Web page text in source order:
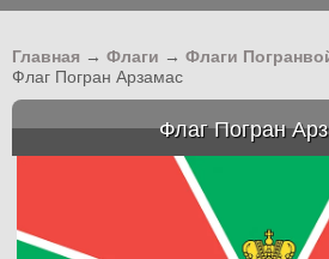
Главная → Флаги → Флаги
Флаг Погран Арзамас
Флаг Погран